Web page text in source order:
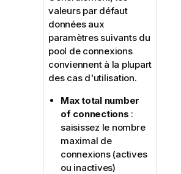
valeurs par défaut
données aux
paramètres suivants du
pool de connexions
conviennent à la plupart
des cas d'utilisation.
Max total number
of connections :
saisissez le nombre
maximal de
connexions (actives
ou inactives)